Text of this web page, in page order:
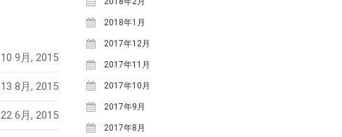
10 9月, 2015
13 8月, 2015
22 6月, 2015
2018年1月
2017年12月
2017年11月
2017年10月
2017年9月
2017年8月